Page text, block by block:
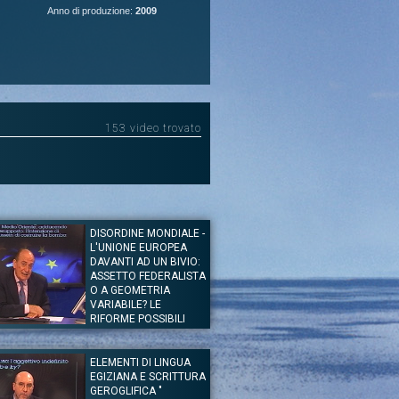
Anno di produzione: 2009
153 video trovato
DISORDINE MONDIALE -
L'UNIONE EUROPEA
DAVANTI AD UN BIVIO:
ASSETTO FEDERALISTA
O A GEOMETRIA
VARIABILE? LE
RIFORME POSSIBILI
PER EVITARE UN
PROCESSO D
Antonio Badini
Speciali
ELEMENTI DI LINGUA
EGIZIANA E SCRITTURA
GEROGLIFICA "